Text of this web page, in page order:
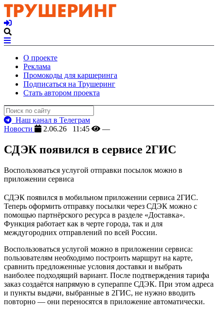
О проекте
Реклама
Промокоды для каршеринга
Подписаться на Трушеринг
Стать автором проекта
Наш канал в Телеграм
Новости
2.06.26 11:45 —
СДЭК появился в сервисе 2ГИС
Воспользоваться услугой отправки посылок можно в
приложении сервиса
СДЭК появился в мобильном приложении сервиса 2ГИС.
Теперь оформить отправку посылки через СДЭК можно с
помощью партнёрского ресурса в разделе «Доставка».
Функция работает как в черте города, так и для
междугородних отправлений по всей России.
Воспользоваться услугой можно в приложении сервиса:
пользователям необходимо построить маршрут на карте,
сравнить предложенные условия доставки и выбрать
наиболее подходящий вариант. После подтверждения тарифа
заказ создаётся напрямую в супераппе СДЭК. При этом адреса
и пункты выдачи, выбранные в 2ГИС, не нужно вводить
повторно — они переносятся в приложение автоматически.